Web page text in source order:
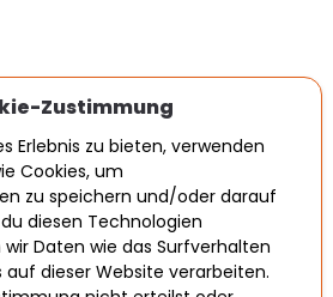
08:00 - 17:00
08:00 - 17:00
08:00 - 17:00
Zustimmung
Erlebnis zu bieten, verwenden
Cookies, um
zu speichern und/oder darauf
diesen Technologien
Daten wie das Surfverhalten
auf dieser Website verarbeiten.